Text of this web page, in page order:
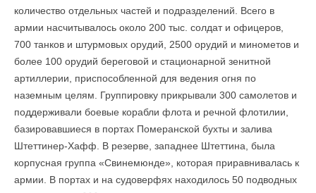
количество отдельных частей и подразделений. Всего в
армии насчитывалось около 200 тыс. солдат и офицеров,
700 танков и штурмовых орудий, 2500 орудий и минометов и
более 100 орудий береговой и стационарной зенитной
артиллерии, приспособленной для ведения огня по
наземным целям. Группировку прикрывали 300 самолетов и
поддерживали боевые корабли флота и речной флотилии,
базировавшиеся в портах Померанской бухты и залива
Штеттинер-Хафф. В резерве, западнее Штеттина, была
корпусная группа «Свинемюнде», которая приравнивалась к
армии. В портах и на судоверфях находилось 50 подводных